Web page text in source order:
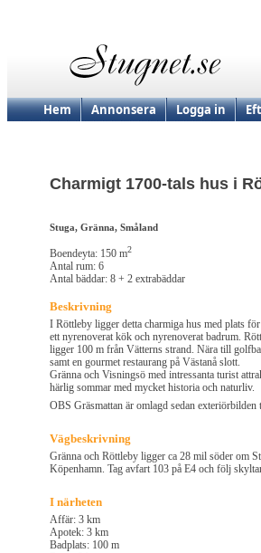
Hem Annonsera Logga in
Charmigt 1700-tals hus i
Stuga, Gränna, Småland
Boendeyta: 150 m2
Antal rum: 6
Antal bäddar: 8 + 2 extrabäddar
Beskrivning
I Röttleby ligger detta charmiga hus med plats
ett nyrenoverat kök och nyrenoverat badrum.
ligger 100 m från Vätterns strand. Nära till
samt en gourmet restaurang på Västanå slott.
Gränna och Visningsö med intressanta turist
härlig sommar med mycket historia och naturliv.
OBS Gräsmattan är omlagd sedan exteriörbilden
Vägbeskrivning
Gränna och Röttleby ligger ca 28 mil söder om
Köpenhamn. Tag avfart 103 på E4 och följ
I närheten
Affär: 3 km
Apotek: 3 km
Badplats: 100 m